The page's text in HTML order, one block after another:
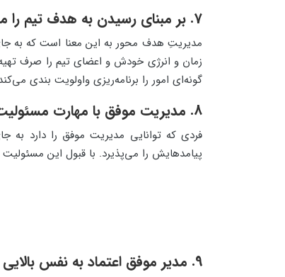
7. بر مبنای رسیدن به هدف تیم را مدیریت کنید
مدیریتِ هدف محور به این معنا است که به
زمان و انرژی خودش و اعضای تیم را صرف
گونه‌ای امور را برنامه‌ریزی واولویت بندی
8. مدیریت موفق با مهارت مسئولیت پذیری
فردی که توانایی مدیریت موفق را دارد به
پیامدهایش را می‌پذیرد. با قبول این
9. مدیر موفق اعتماد به نفس بالایی دارد